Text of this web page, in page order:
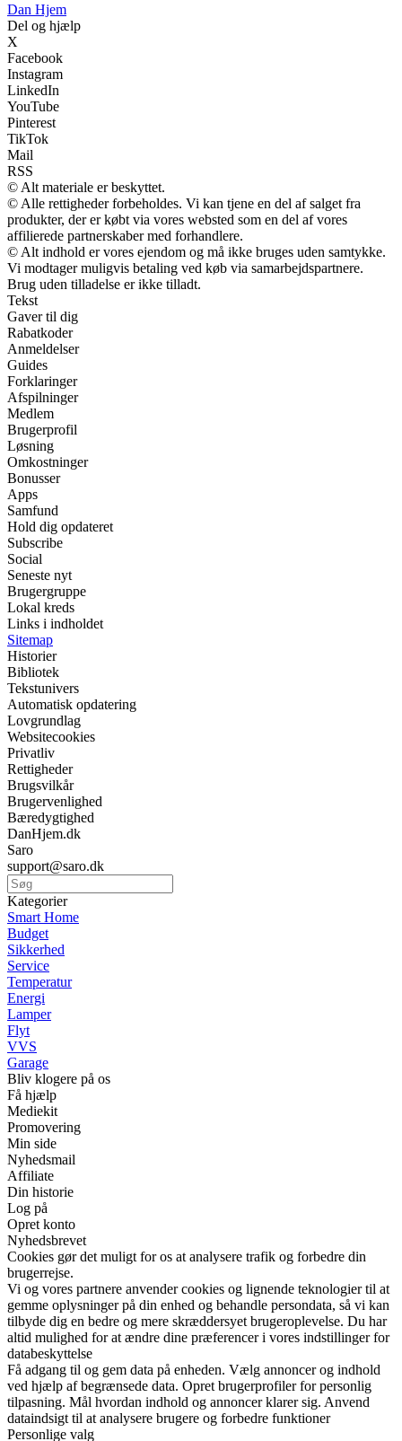
Dan Hjem
Del og hjælp
X
Facebook
Instagram
LinkedIn
YouTube
Pinterest
TikTok
Mail
RSS
© Alt materiale er beskyttet.
© Alle rettigheder forbeholdes. Vi kan tjene en del af salget fra
produkter, der er købt via vores websted som en del af vores
affilierede partnerskaber med forhandlere.
© Alt indhold er vores ejendom og må ikke bruges uden samtykke.
Vi modtager muligvis betaling ved køb via samarbejdspartnere.
Brug uden tilladelse er ikke tilladt.
Tekst
Gaver til dig
Rabatkoder
Anmeldelser
Guides
Forklaringer
Afspilninger
Medlem
Brugerprofil
Løsning
Omkostninger
Bonusser
Apps
Samfund
Hold dig opdateret
Subscribe
Social
Seneste nyt
Brugergruppe
Lokal kreds
Links i indholdet
Sitemap
Historier
Bibliotek
Tekstunivers
Automatisk opdatering
Lovgrundlag
Websitecookies
Privatliv
Rettigheder
Brugsvilkår
Brugervenlighed
Bæredygtighed
DanHjem.dk
Saro
support@saro.dk
Kategorier
Smart Home
Budget
Sikkerhed
Service
Temperatur
Energi
Lamper
Flyt
VVS
Garage
Bliv klogere på os
Få hjælp
Mediekit
Promovering
Min side
Nyhedsmail
Affiliate
Din historie
Log på
Opret konto
Nyhedsbrevet
Cookies gør det muligt for os at analysere trafik og forbedre din
brugerrejse.
Vi og vores partnere anvender cookies og lignende teknologier til at
gemme oplysninger på din enhed og behandle persondata, så vi kan
tilbyde dig en bedre og mere skræddersyet brugeroplevelse. Du har
altid mulighed for at ændre dine præferencer i vores indstillinger for
databeskyttelse
Få adgang til og gem data på enheden. Vælg annoncer og indhold
ved hjælp af begrænsede data. Opret brugerprofiler for personlig
tilpasning. Mål hvordan indhold og annoncer klarer sig. Anvend
dataindsigt til at analysere brugere og forbedre funktioner
Personlige valg